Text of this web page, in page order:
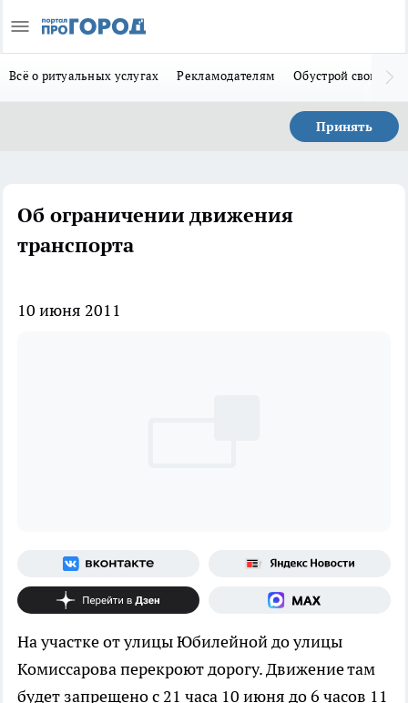
Всё о ритуальных услугах Рекламодателям Обустрой свой дом
Принять
Об ограничении движения
транспорта
10 июня 2011
На участке от улицы Юбилейной до улицы
Комиссарова перекроют дорогу. Движение там
будет запрещено с 21 часа 10 июня до 6 часов 11